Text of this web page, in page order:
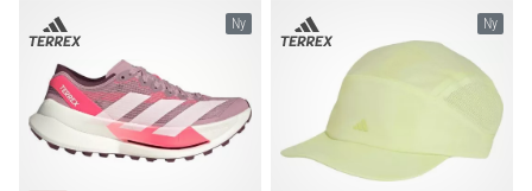
används
6. 8. 2026
Carbon Ny Ny